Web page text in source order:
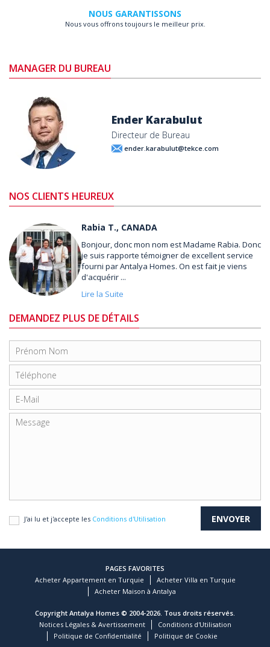
NOUS GARANTISSONS
Nous vous offrons toujours le meilleur prix.
MANAGER DU BUREAU
Ender Karabulut
Directeur de Bureau
ender.karabulut@tekce.com
NOS CLIENTS HEUREUX
Rabia T., CANADA
Bonjour, donc mon nom est Madame Rabia. Donc
je suis rapporte témoigner de excellent service
fourni par Antalya Homes. On est fait je viens
d'acquérir ...
Lire la Suite
DEMANDEZ PLUS DE DÉTAILS
J'ai lu et j'accepte les Conditions d'Utilisation
PAGES FAVORITES
Acheter Appartement en Turquie
Acheter Villa en Turquie
Acheter Maison à Antalya
Copyright Antalya Homes © 2004-2026. Tous droits réservés.
Notices Légales & Avertissement
Conditions d'Utilisation
Politique de Confidentialité
Politique de Cookie